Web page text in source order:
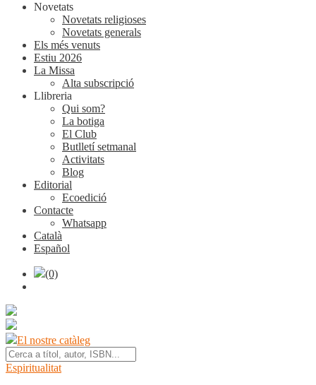
Novetats
Novetats religioses
Novetats generals
Els més venuts
Estiu 2026
La Missa
Alta subscripció
Llibreria
Qui som?
La botiga
El Club
Butlletí setmanal
Activitats
Blog
Editorial
Ecoedició
Contacte
Whatsapp
Català
Español
(0)
El nostre catàleg
Espiritualitat